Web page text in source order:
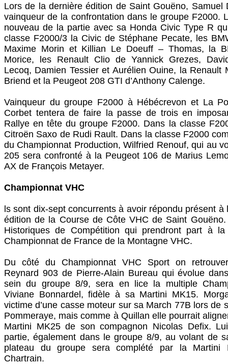
Lors de la dernière édition de Saint Gouëno, Samuel
vainqueur de la confrontation dans le groupe F2000.
nouveau de la partie avec sa Honda Civic Type R
classe F2000/3 la Civic de Stéphane Pecate, les
Maxime Morin et Killian Le Doeuff – Thomas, la
Morice, les Renault Clio de Yannick Grezes,
Lecoq, Damien Tessier et Aurélien Ouine, la Renault
Briend et la Peugeot 208 GTI d’Anthony Calenge.
Vainqueur du groupe F2000 à Hébécrevon et La
Corbet tentera de faire la passe de trois en
Rallye en tête du groupe F2000. Dans la classe
Citroën Saxo de Rudi Rault. Dans la classe F2000
du Championnat Production, Wilfried Renouf, qui au
205 sera confronté à la Peugeot 106 de Marius
AX de François Metayer.
Championnat VHC
ls sont dix-sept concurrents à avoir répondu présent à
édition de la Course de Côte VHC de Saint
Historiques de Compétition qui prendront part à
Championnat de France de la Montagne VHC.
Du côté du Championnat VHC Sport on
Reynard 903 de Pierre-Alain Bureau qui évolue
sein du groupe 8/9, sera en lice la multiple
Viviane Bonnardel, fidèle à sa Martini MK15.
victime d’une casse moteur sur sa March 77B lors de
Pommeraye, mais comme à Quillan elle pourrait
Martini MK25 de son compagnon Nicolas Defix.
partie, également dans le groupe 8/9, au volant de
plateau du groupe sera complété par la Martini
Chartrain.